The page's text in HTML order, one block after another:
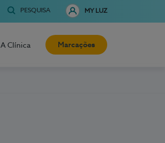
PESQUISA MY LUZ
A Clínica Marcações